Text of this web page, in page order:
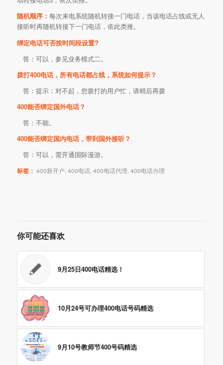
随机顺序： 每次来电系统随机转接一门电话，当该电话占线或无人
接听时再随机转接下一门电话，依此类推。
绑定电话可否按时间段设置?
答：可以，参见业务模式二。
拨打400电话，所有电话都占线，系统如何提示？
答：提示：对不起，您拨打的用户忙，请稍后再拨
400能否绑定国外电话？
答：不能。
400能否绑定国内电话，带到国外接听？
答：可以，需开通国际漫游。
标签： 400新开户 400电话, 400电话代理 400电话办理
你可能还喜欢
9月25日400电话精选！
10月24号可办理400电话号码精选
9月10号教师节400号码精选